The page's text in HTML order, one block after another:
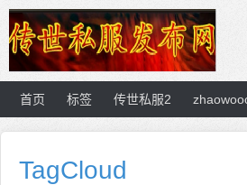
首页 标签 传世私服2
TagCloud